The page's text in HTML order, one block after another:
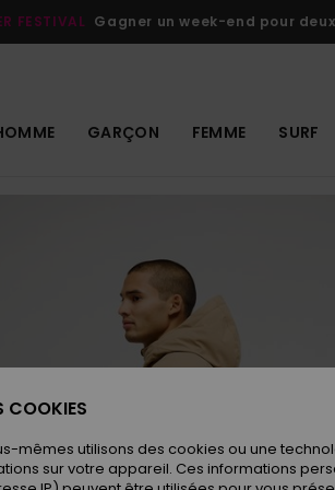
FESTIVAL Gagner un week-end pour
GARÇON FEMME SURF
COOKIES
mêmes utilisons des cookies ou une
sur votre appareil. Ces informations